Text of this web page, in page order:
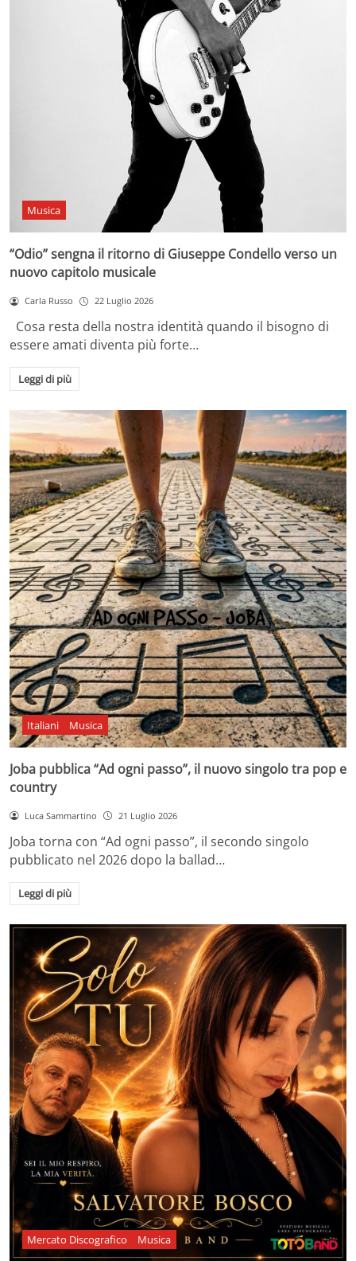
Musica
“Odio” sengna il ritorno di Giuseppe Condello verso un
nuovo capitolo musicale
Carla Russo 22 Luglio 2026
Cosa resta della nostra identità quando il bisogno di
essere amati diventa più forte…
Leggi di più
Italiani Musica
Joba pubblica “Ad ogni passo”, il nuovo singolo tra pop e
country
Luca Sammartino 21 Luglio 2026
Joba torna con “Ad ogni passo”, il secondo singolo
pubblicato nel 2026 dopo la ballad…
Leggi di più
Mercato Discografico Musica